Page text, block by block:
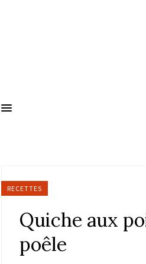
RECETTES
Quiche aux
poêle